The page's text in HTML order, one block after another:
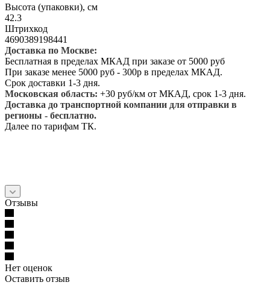
Высота (упаковки), см
42.3
Штрихкод
4690389198441
Доставка по Москве:
Бесплатная в пределах МКАД при заказе от 5000 руб
При заказе менее 5000 руб - 300р в пределах МКАД.
Срок доставки 1-3 дня.
Московская область: +30 руб/км от МКАД, срок 1-3 дня.
Доставка до транспортной компании для отправки в
регионы - бесплатно.
Далее по тарифам ТК.
Отзывы
Нет оценок
Оставить отзыв